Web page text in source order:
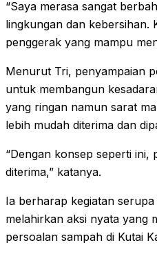
“Saya merasa sangat
lingkungan dan kebersihan.
penggerak yang mampu
Menurut Tri, penyampaian
untuk membangun
yang ringan namun sarat
lebih mudah diterima dan
“Dengan konsep seperti ini,
diterima,” katanya.
Ia berharap kegiatan
melahirkan aksi nyata yang
persoalan sampah di Kutai